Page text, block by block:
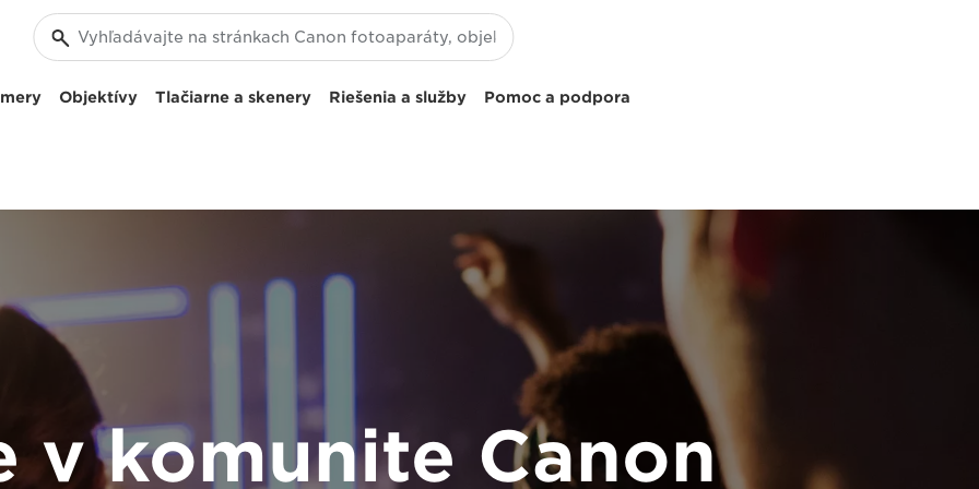
Objektívy Tlačiarne a skenery Riešenia a služby Pomoc a podpora
v komunite Canon